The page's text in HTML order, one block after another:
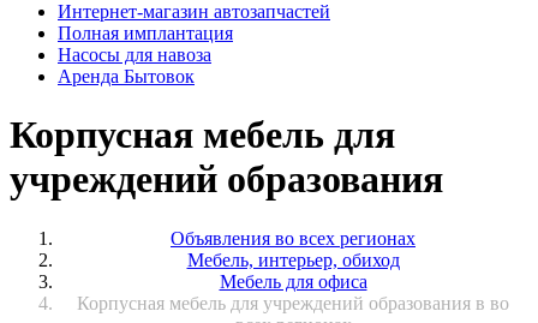
Интернет-магазин автозапчастей
Полная имплантация
Насосы для навоза
Аренда Бытовок
Корпусная мебель для
учреждений образования
Объявления во всех регионах
Мебель, интерьер, обиход
Мебель для офиса
Корпусная мебель для учреждений образования в во